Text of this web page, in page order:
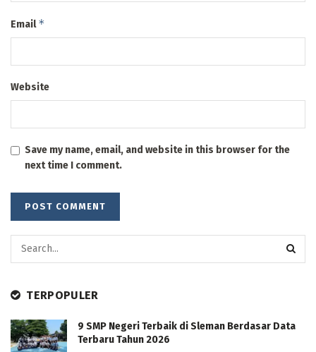
Email*
Website
Save my name, email, and website in this browser for the
next time I comment.
TERPOPULER
9 SMP Negeri Terbaik di Sleman Berdasar Data
Terbaru Tahun 2026